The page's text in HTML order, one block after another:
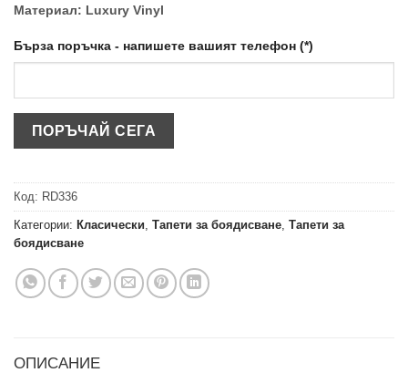
Материал: Luxury Vinyl
Бърза поръчка - напишете вашият телефон (*)
Код: RD336
Категории: Класически Тапети за боядисване Тапети за
боядисване
ОПИСАНИЕ